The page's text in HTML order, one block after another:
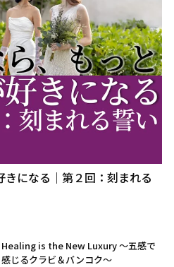
きになる｜第２回：刻まれる
Healing is the New Luxury ～五感で
感じるクラビ＆バンコク～